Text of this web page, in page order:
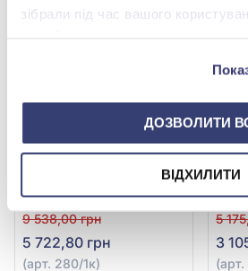
зібрали під час вашого
ДОЗВОЛИТИ
ВІДХИЛИТИ
Миколай Чудотворець"
ізі срібла 925°/375° без
вставки, арт. 280/1к
9 538,00 грн
5 722,80 грн
(арт. 280/1к)
без
5
3
(арт.